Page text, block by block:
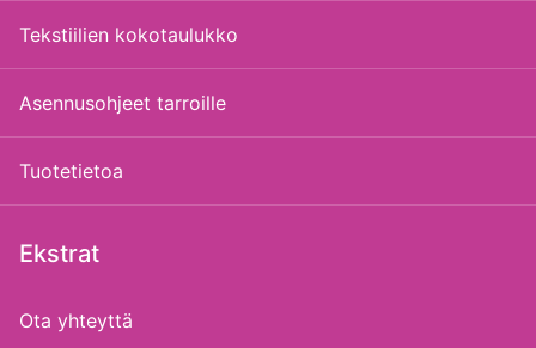
Tekstiilien kokotaulukko
Asennusohjeet tarroille
Tuotetietoa
Ekstrat
Ota yhteyttä